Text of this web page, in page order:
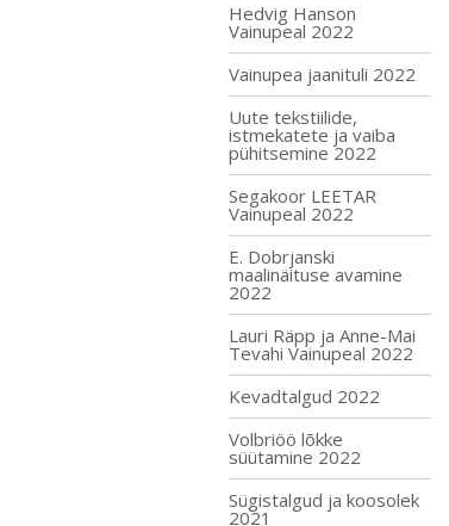
Hedvig Hanson
Vainupeal 2022
Vainupea jaanituli 2022
Uute tekstiilide,
istmekatete ja vaiba
pühitsemine 2022
Segakoor LEETAR
Vainupeal 2022
E. Dobrjanski
maalinäituse avamine
2022
Lauri Räpp ja Anne-Mai
Tevahi Vainupeal 2022
Kevadtalgud 2022
Volbriöö lõkke
süütamine 2022
Sügistalgud ja koosolek
2021